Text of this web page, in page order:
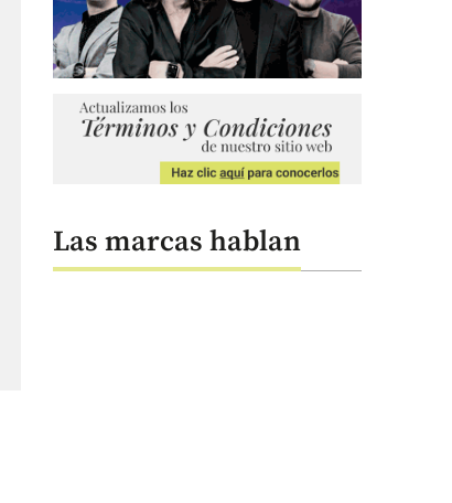
Las marcas hablan